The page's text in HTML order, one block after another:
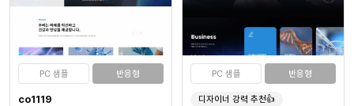
PC 샘플 반응형
co1119
PC 샘플 반응형
디자이너 강력 추천👍